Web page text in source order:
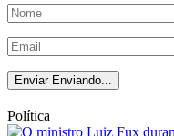
Enviar Enviando...
Política